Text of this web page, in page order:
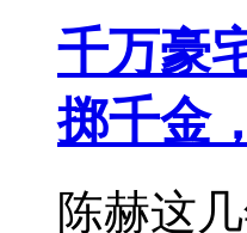
千万豪
掷千金
陈赫这